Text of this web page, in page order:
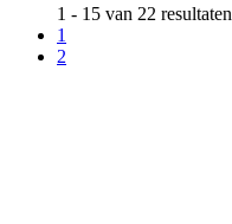
1 - 15 van 22 resultaten
1
2